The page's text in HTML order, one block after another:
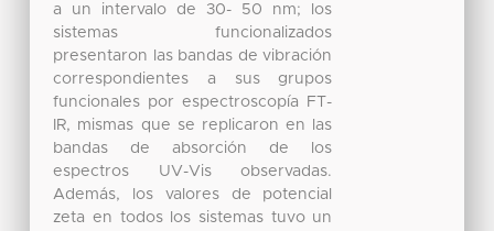
a un intervalo de 30- 50 nm; los
sistemas funcionalizados
presentaron las bandas de vibración
correspondientes a sus grupos
funcionales por espectroscopía FT-
IR, mismas que se replicaron en las
bandas de absorción de los
espectros UV-Vis observadas.
Además, los valores de potencial
zeta en todos los sistemas tuvo un